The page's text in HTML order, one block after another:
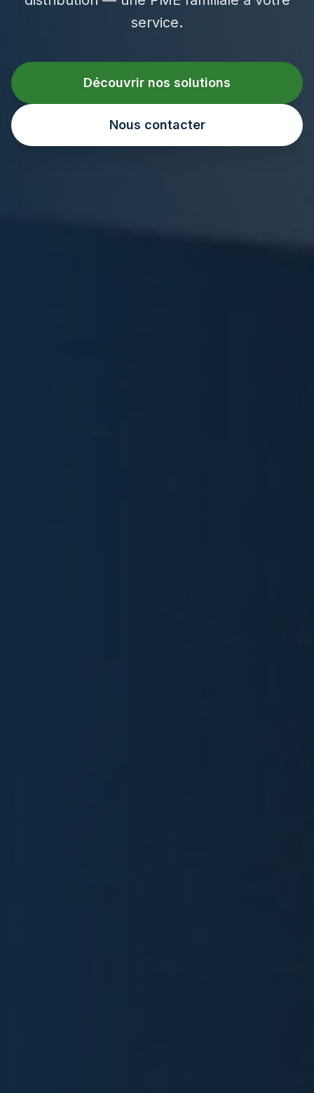
service.
Découvrir nos solutions
Nous contacter